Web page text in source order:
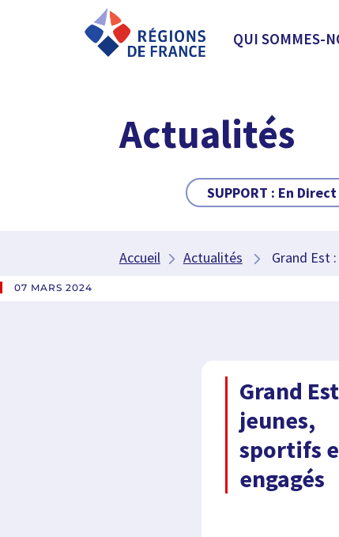
QUI SOMMES-
Actualités
SUPPORT : En Direct
Accueil Actualités Grand Est
07 MARS 2024
Grand
jeunes,
sportifs
engagés